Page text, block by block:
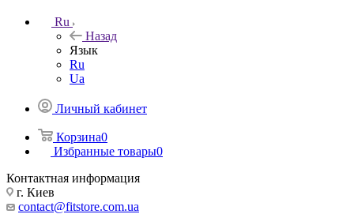
Ru
Назад
Язык
Ru
Ua
Личный кабинет
Корзина0
Избранные товары0
Контактная информация
г. Киев
contact@fitstore.com.ua